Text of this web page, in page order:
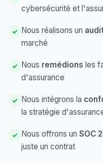
cybersécurité et
✓ Nous réalisons un
marché
✓ Nous remédions les
d'assurance
✓ Nous intégrons la
la stratégie
✓ Nous offrons un SOC
juste un contrat